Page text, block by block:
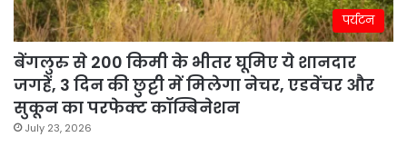
पर्यटन
बेंगलुरु से 200 किमी के भीतर घूमिए ये शानदार
जगहें, 3 दिन की छुट्टी में मिलेगा नेचर, एडवेंचर और
सुकून का परफेक्ट कॉम्बिनेशन
July 23, 2026